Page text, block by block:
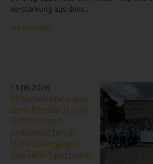
Verstärkung aus dem...
weiterlesen
11.06.2026
Mitarbeitende aus
dem Emsland und
Ostfriesland
protestierten in
Hannover gegen
das GKV-Sparpaket